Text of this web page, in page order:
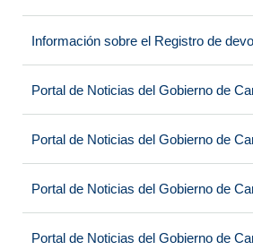
Información sobre el Registro de
Portal de Noticias del Gobierno de
Portal de Noticias del Gobierno de
Portal de Noticias del Gobierno de
Portal de Noticias del Gobierno de